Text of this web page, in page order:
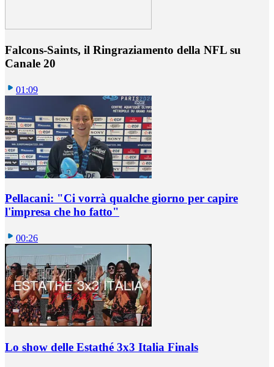
Falcons-Saints, il Ringraziamento della NFL su
Canale 20
01:09
Pellacani: "Ci vorrà qualche giorno per capire
l'impresa che ho fatto"
00:26
Lo show delle Estathé 3x3 Italia Finals